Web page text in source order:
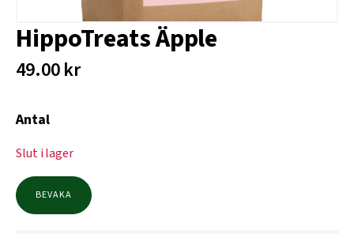
HippoTreats Äpple
49.00kr
Antal
Slut i lager
BEVAKA